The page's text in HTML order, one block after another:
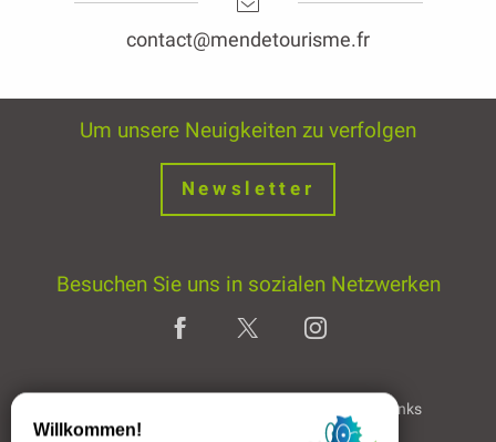
contact@mendetourisme.fr
Um unsere Neuigkeiten zu verfolgen
Newsletter
Besuchen Sie uns in sozialen Netzwerken
Partner & Links